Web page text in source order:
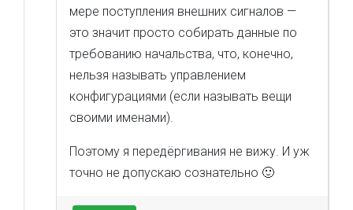
мере поступления внешних сигналов —
это значит просто собирать данные по
требованию начальства, что, конечно,
нельзя называть управлением
конфигурациями (если называть вещи
своими именами).
Поэтому я передёргивания не вижу. И уж
точно не допускаю сознательно 🙂